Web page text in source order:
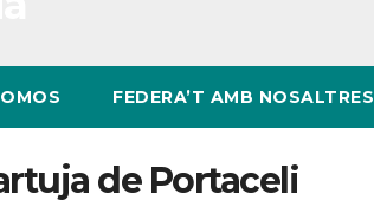
FEDERA’T AMB NOSALTRES
de Portaceli